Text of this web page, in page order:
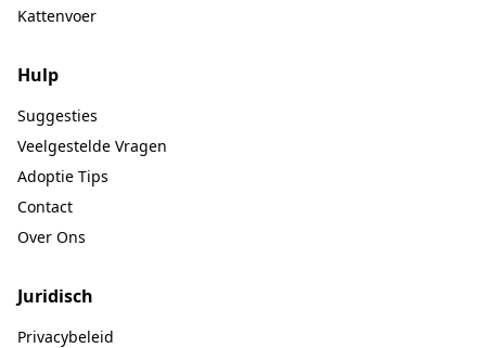
Kattenvoer
Hulp
Suggesties
Veelgestelde Vragen
Adoptie Tips
Contact
Over Ons
Juridisch
Privacybeleid